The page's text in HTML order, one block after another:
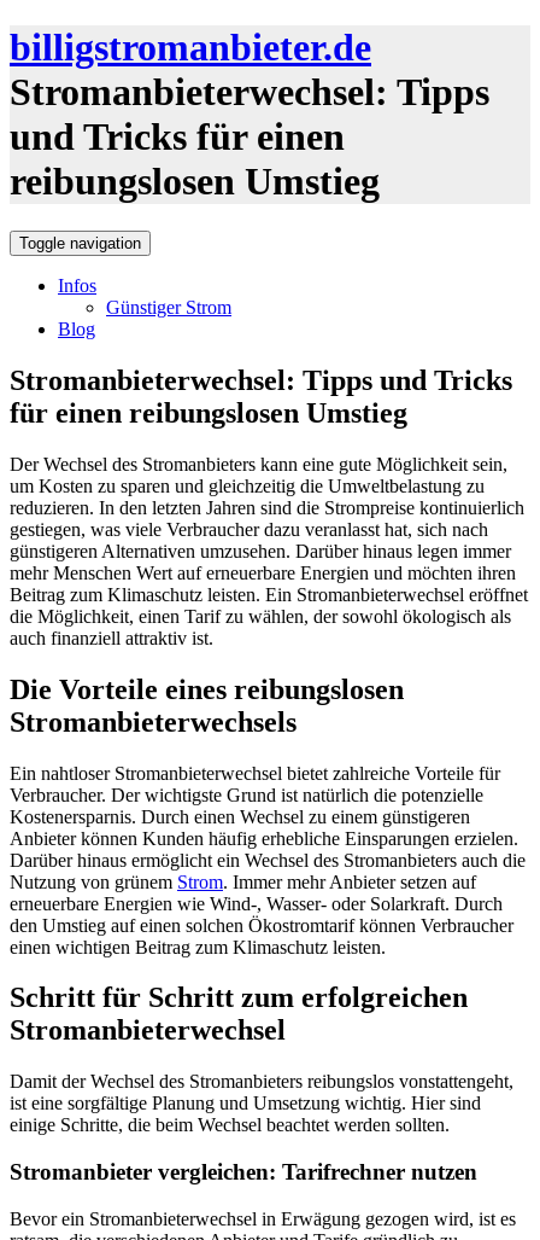
billigstromanbieter.de
Stromanbieterwechsel: Tipps
und Tricks für einen
reibungslosen Umstieg
Toggle navigation
Infos
Günstiger Strom
Blog
Stromanbieterwechsel: Tipps und Tricks
für einen reibungslosen Umstieg
Der Wechsel des Stromanbieters kann eine gute Möglichkeit sein,
um Kosten zu sparen und gleichzeitig die Umweltbelastung zu
reduzieren. In den letzten Jahren sind die Strompreise kontinuierlich
gestiegen, was viele Verbraucher dazu veranlasst hat, sich nach
günstigeren Alternativen umzusehen. Darüber hinaus legen immer
mehr Menschen Wert auf erneuerbare Energien und möchten ihren
Beitrag zum Klimaschutz leisten. Ein Stromanbieterwechsel eröffnet
die Möglichkeit, einen Tarif zu wählen, der sowohl ökologisch als
auch finanziell attraktiv ist.
Die Vorteile eines reibungslosen
Stromanbieterwechsels
Ein nahtloser Stromanbieterwechsel bietet zahlreiche Vorteile für
Verbraucher. Der wichtigste Grund ist natürlich die potenzielle
Kostenersparnis. Durch einen Wechsel zu einem günstigeren
Anbieter können Kunden häufig erhebliche Einsparungen erzielen.
Darüber hinaus ermöglicht ein Wechsel des Stromanbieters auch die
Nutzung von grünem Strom. Immer mehr Anbieter setzen auf
erneuerbare Energien wie Wind-, Wasser- oder Solarkraft. Durch
den Umstieg auf einen solchen Ökostromtarif können Verbraucher
einen wichtigen Beitrag zum Klimaschutz leisten.
Schritt für Schritt zum erfolgreichen
Stromanbieterwechsel
Damit der Wechsel des Stromanbieters reibungslos vonstattengeht,
ist eine sorgfältige Planung und Umsetzung wichtig. Hier sind
einige Schritte, die beim Wechsel beachtet werden sollten.
Stromanbieter vergleichen: Tarifrechner nutzen
Bevor ein Stromanbieterwechsel in Erwägung gezogen wird, ist es